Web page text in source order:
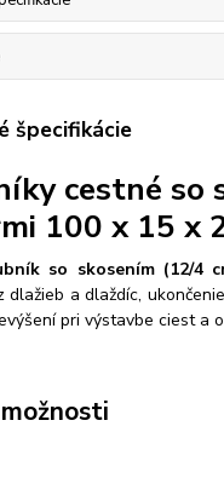
špecifikácie
cestné so
100 x 15 x
so skosením (12/4
dlažieb a dlaždíc,
pri výstavbe ciest a